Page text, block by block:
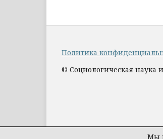
Политика
© Социологическая наука
Мы